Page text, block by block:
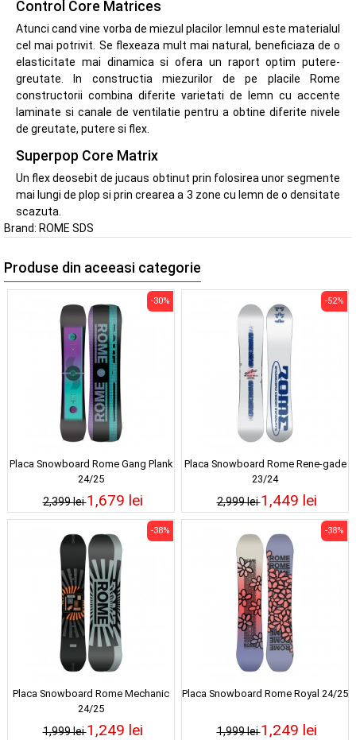
Control Core Matrices
Atunci cand vine vorba de miezul placilor lemnul este materialul
cel mai potrivit. Se flexeaza mult mai natural, beneficiaza de o
elasticitate mai dinamica si ofera un raport optim putere-
greutate. In constructia miezurilor de pe placile Rome
constructorii combina diferite varietati de lemn cu accente
laminate si canale de ventilatie pentru a obtine diferite nivele
de greutate, putere si flex.
Superpop Core Matrix
Un flex deosebit de jucaus obtinut prin folosirea unor segmente
mai lungi de plop si prin crearea a 3 zone cu lemn de o densitate
scazuta.
Brand: ROME SDS
Produse din aceeasi categorie
Placa Snowboard Rome Gang Plank
24/25
2,399 lei
-30%
1,679 lei
Placa Snowboard Rome Rene-gade
23/24
2,999 lei
-52%
1,449 lei
Placa Snowboard Rome Mechanic
24/25
1,999 lei
-38%
1,249 lei
Placa Snowboard Rome Royal 24/25
1,999 lei
-38%
1,249 lei